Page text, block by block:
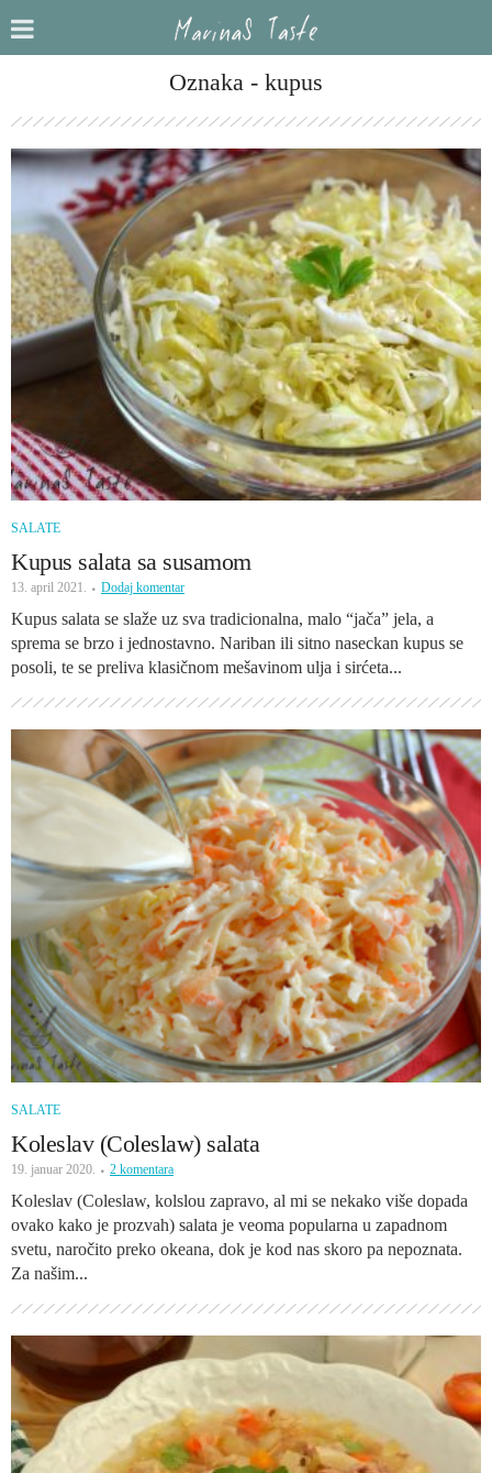
Oznaka - kupus
SALATE
Kupus salata sa susamom
13. april 2021. Dodaj komentar
Kupus salata se slaže uz sva tradicionalna, malo “jača” jela, a
sprema se brzo i jednostavno. Nariban ili sitno naseckan kupus se
posoli, te se preliva klasičnom mešavinom ulja i sirćeta...
SALATE
Koleslav (Coleslaw) salata
19. januar 2020. 2 komentara
Koleslav (Coleslaw, kolslou zapravo, al mi se nekako više dopada
ovako kako je prozvah) salata je veoma popularna u zapadnom
svetu, naročito preko okeana, dok je kod nas skoro pa nepoznata.
Za našim...